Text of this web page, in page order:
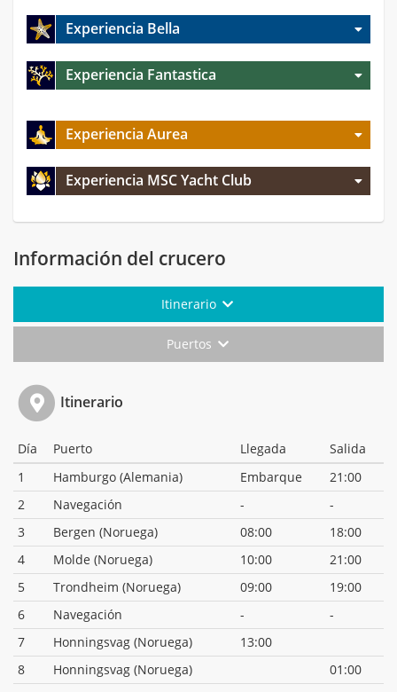
Experiencia Bella
Experiencia Fantastica
Experiencia Aurea
Experiencia MSC Yacht Club
Información del crucero
Itinerario
Puertos
Itinerario
Día Puerto Llegada
Salida
1
Hamburgo (Alemania) Embarque
21:00
2
Navegación -
-
3
Bergen (Noruega) 08:00
18:00
4
Molde (Noruega) 10:00
21:00
5
Trondheim (Noruega) 09:00
19:00
6
Navegación -
-
7
Honningsvag (Noruega)
13:00
8
Honningsvag (Noruega) 01:00